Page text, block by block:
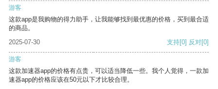
游客
这款app是我购物的得力助手，让我能够找到最优惠的价格，买到最合适
的商品。
2025-07-30
支持[0] 反对[0]
游客
这款加速器app的价格有点贵，可以适当降低一些。我个人觉得，一款加
速器app的价格应该在50元以下才比较合理。